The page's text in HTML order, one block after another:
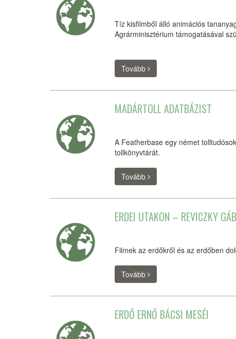
Tíz kisfilmből álló animációs
Agrárminisztérium támogatásával
Tovább
MADÁRTOLL ADATBÁZIST
A Featherbase egy német
tollkönyvtárát.
Tovább
ERDEI UTAKON – REVICZKY
Filmek az erdőkről és az erdőben
Tovább
ERDŐ ERNŐ BÁCSI MESÉI